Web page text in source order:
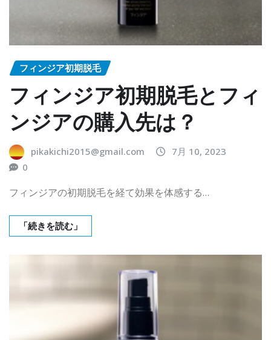
フィンジア初期脱毛
フィンジア初期脱毛とフィ
ンジアの購入先は？
pikakichi2015@gmail.com
7月 10, 2023
0
フィンジアの初期脱毛を経て効果を体感する…
「続きを読む」